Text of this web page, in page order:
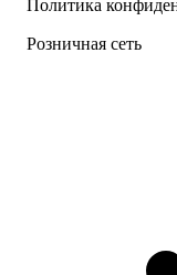
Политика
Розничная сеть